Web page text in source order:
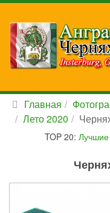
Главная
Лето 2020
TOP 20: Лучшие